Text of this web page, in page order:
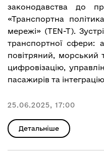
законодавства до
«Транспортна
мережі» (TEN-T).
транспортної сфери:
повітряний, морський
цифровізацію,
пасажирів та
25.06.2025, 17:00
Детальніше